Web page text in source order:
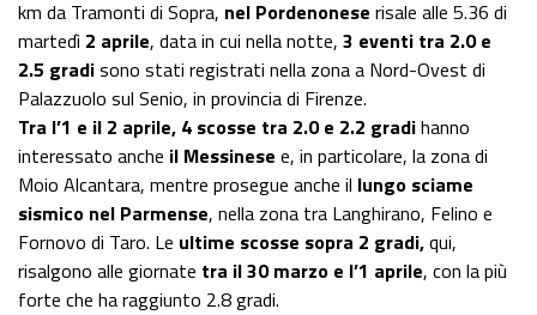
km da Tramonti di Sopra, nel Pordenonese risale alle 5.36 di
martedì 2 aprile, data in cui nella notte, 3 eventi tra 2.0 e
2.5 gradisono stati registrati nella zona a Nord-Ovest di
Palazzuolo sul Senio, in provincia di Firenze.
Tra l’1 e il 2 aprile, 4 scosse tra 2.0 e 2.2 gradihanno
interessato anche il Messinese e, in particolare, la zona di
Moio Alcantara, mentre prosegue anche il lungo sciame
sismico nel Parmense, nella zona tra Langhirano, Felino e
Fornovo di Taro. Le ultime scosse sopra 2 gradi,qui,
risalgono alle giornate tra il 30 marzo e l’1 aprile, con la più
forte che ha raggiunto 2.8 gradi.